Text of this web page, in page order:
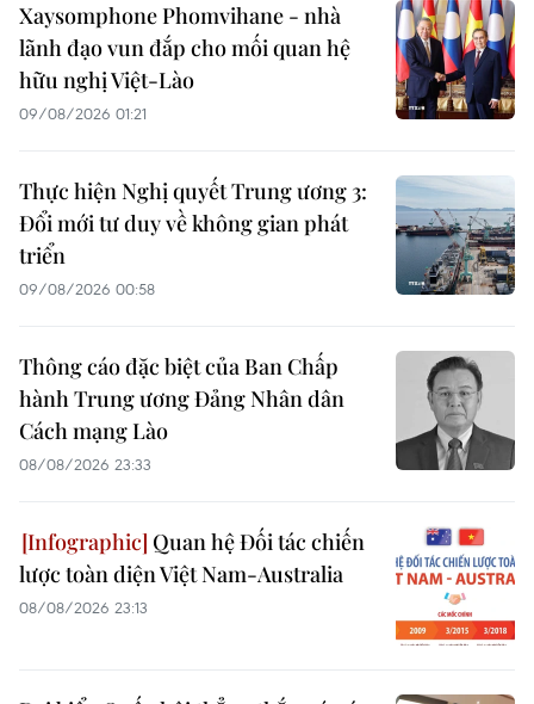
Xaysomphone Phomvihane - nhà
lãnh đạo vun đắp cho mối quan hệ
hữu nghị Việt-Lào
09/08/2026 01:21
Thực hiện Nghị quyết Trung ương 3:
Đổi mới tư duy về không gian phát
triển
09/08/2026 00:58
Thông cáo đặc biệt của Ban Chấp
hành Trung ương Đảng Nhân dân
Cách mạng Lào
08/08/2026 23:33
Quan hệ Đối tác chiến
lược toàn diện Việt Nam-Australia
08/08/2026 23:13